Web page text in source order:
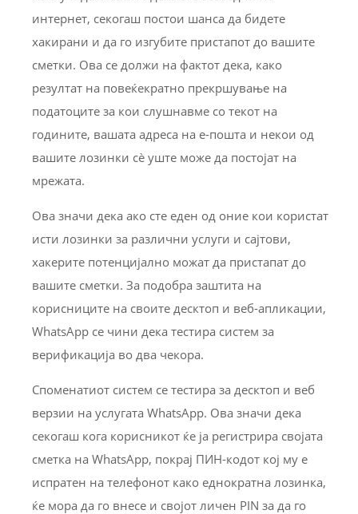
интернет, секогаш постои шанса да бидете
хакирани и да го изгубите пристапот до вашите
сметки. Ова се должи на фактот дека, како
резултат на повеќекратно прекршување на
податоците за кои слушнавме со текот на
годините, вашата адреса на е-пошта и некои од
вашите лозинки сè уште може да постојат на
мрежата.
Ова значи дека ако сте еден од оние кои користат
исти лозинки за различни услуги и сајтови,
хакерите потенцијално можат да пристапат до
вашите сметки. За подобра заштита на
корисниците на своите десктоп и веб-апликации,
WhatsApp се чини дека тестира систем за
верификација во два чекора.
Споменатиот систем се тестира за десктоп и веб
верзии на услугата WhatsApp. Ова значи дека
секогаш кога корисникот ќе ја регистрира својата
сметка на WhatsApp, покрај ПИН-кодот кој му е
испратен на телефонот како еднократна лозинка,
ќе мора да го внесе и својот личен PIN за да го